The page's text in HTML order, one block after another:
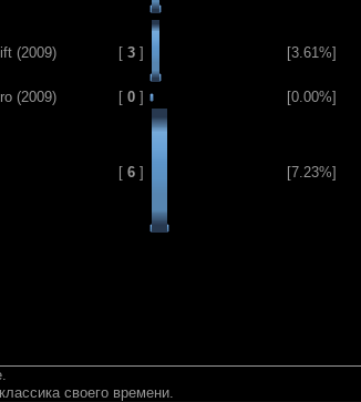
(2009) [ 3] [3.61%]
(2009) [ 0] [0.00%]
[ 6] [7.23%]
своего времени.